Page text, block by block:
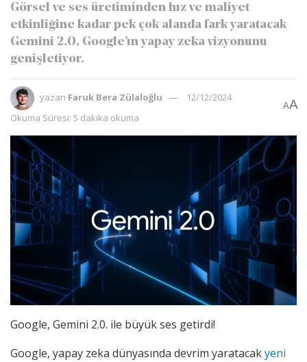
Görsel ve ses üretiminden hız ve maliyet
etkinliğine kadar pek çok alanda fark yaratacak
Gemini 2.0, Google’ın yapay zeka vizyonunu
genişletiyor.
yazan Faruk Bera Zülaloğlu
12/12/2024
Okuma Süresi: 5 dakika okuma
AA
Google, Gemini 2.0. ile büyük ses getirdi!
Google, yapay zeka dünyasında devrim yaratacakyeni